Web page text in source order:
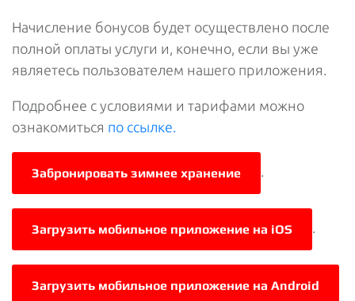
Начисление бонусов будет осуществлено после
полной оплаты услуги и, конечно, если вы уже
являетесь пользователем нашего приложения.
Подробнее с условиями и тарифами можно
ознакомиться по ссылке.
Забронировать зимнее хранение
Загрузить мобильное приложение на iOS
Загрузить мобильное приложение на Android